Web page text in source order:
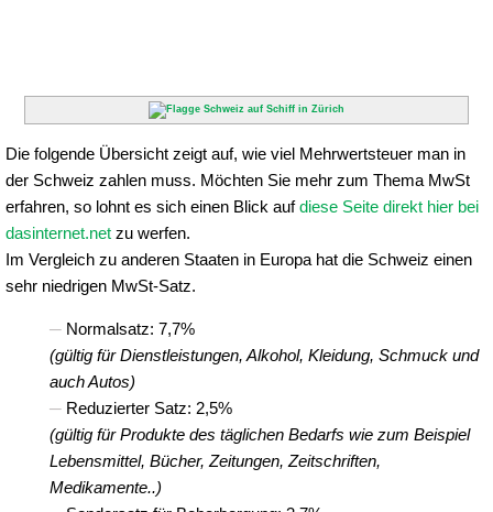
Die folgende Übersicht zeigt auf, wie viel Mehrwertsteuer man in
der Schweiz zahlen muss. Möchten Sie mehr zum Thema MwSt
erfahren, so lohnt es sich einen Blick aufdiese Seite direkt hier bei
dasinternet.net zu werfen.
Im Vergleich zu anderen Staaten in Europa hat die Schweiz einen
sehr niedrigen MwSt-Satz.
Normalsatz: 7,7%
(gültig für Dienstleistungen, Alkohol, Kleidung, Schmuck und
auch Autos)
Reduzierter Satz: 2,5%
(gültig für Produkte des täglichen Bedarfs wie zum Beispiel
Lebensmittel, Bücher, Zeitungen, Zeitschriften,
Medikamente..)